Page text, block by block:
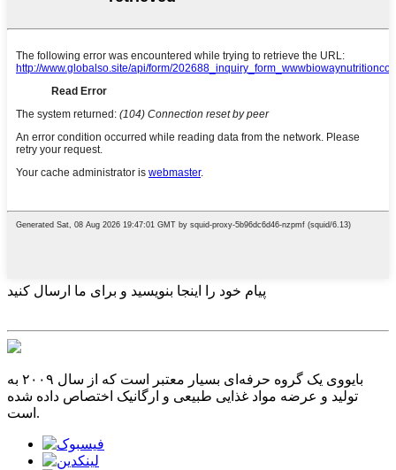
پیام خود را اینجا بنویسید و برای ما ارسال کنید
بایووی یک گروه حرفه‌ای بسیار معتبر است که از سال ۲۰۰۹ به
تولید و عرضه مواد غذایی طبیعی و ارگانیک اختصاص داده شده
است.